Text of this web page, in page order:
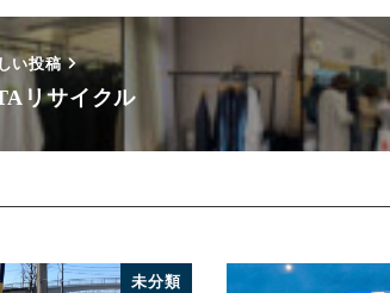
い投稿
リサイクル
未分類